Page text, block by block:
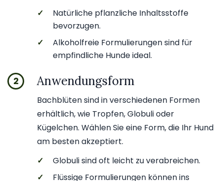
✓
Natürliche pflanzliche Inhaltsstoffe
bevorzugen.
✓
Alkoholfreie Formulierungen sind für
empfindliche Hunde ideal.
2 Anwendungsform
Bachblüten sind in verschiedenen Formen
erhältlich, wie Tropfen, Globuli oder
Kügelchen. Wählen Sie eine Form, die Ihr Hund
am besten akzeptiert.
✓
Globuli sind oft leicht zu verabreichen.
✓
Flüssige Formulierungen können ins